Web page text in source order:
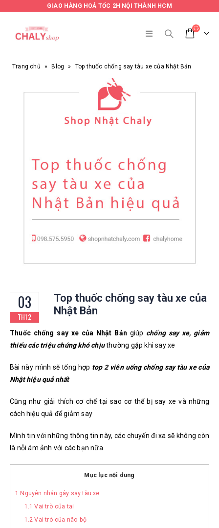
GIAO HÀNG HOẢ TỐC 2H NỘI THÀNH HCM
Trang chủ » Blog » Top thuốc chống say tàu xe của Nhật Bản
03
TH12
Top thuốc chống say tàu xe của
Nhật Bản
Thuốc chống say xe của Nhật Bản giúp chống say xe, giảm
thiểu các triệu chứng khó chịuthường gặp khi say xe
Bài này mình sẽ tổng hợp top 2 viên uống chống say tàu xe của
Nhật hiệu quả nhất
Cũng như giải thích cơ chế tại sao cơ thể bị say xe và những
cách hiệu quả để giảm say
Mình tin với những thông tin này, các chuyến đi xa sẽ không còn
là nỗi ám ảnh với các bạn nữa
Mục lục nội dung
1 Nguyên nhân gây say tàu xe
1.1 Vai trò của tai
1.2 Vai trò của não bộ